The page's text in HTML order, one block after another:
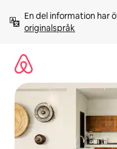
innehåll
En del information har
originalspråk